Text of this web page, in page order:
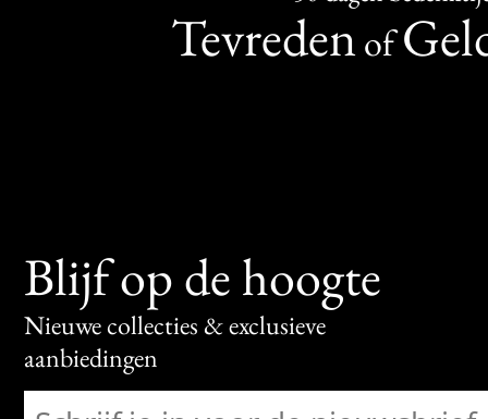
Tevredenof
Blijf op de hoogte
Nieuwe collecties & exclusieve
aanbiedingen